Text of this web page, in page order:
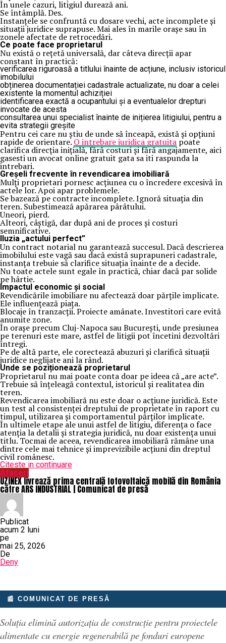
În unele cazuri, litigiul durează ani.
Se întâmplă. Des.
Instanțele se confruntă cu dosare vechi, acte incomplete și
situații juridice suprapuse. Mai ales în marile orașe sau în
zonele afectate de retrocedări.
Ce poate face proprietarul
Nu există o rețetă universală, dar câteva direcții apar
constant în practică:
verificarea riguroasă a titlului înainte de acțiune, inclusiv istoricul
imobilului
obținerea documentației cadastrale actualizate, nu doar a celei
existente la momentul achiziției
identificarea exactă a ocupantului și a eventualelor drepturi
invocate de acesta
consultarea unui specialist înainte de inițierea litigiului, pentru a
evita strategii greșite
Pentru cei care nu știu de unde să înceapă, există și opțiuni
rapide de orientare. O intrebare juridica gratuita poate
clarifica direcția inițială, fără costuri și fără angajamente, aici
gasesti un avocat online gratuit gata sa iti raspunda la
intrebari.
Greșeli frecvente în revendicarea imobiliară
Mulți proprietari pornesc acțiunea cu o încredere excesivă în
actele lor. Apoi apar problemele.
Se bazează pe contracte incomplete. Ignoră situația din
teren. Subestimează apărarea pârâtului.
Uneori, pierd.
Alteori, câștigă, dar după ani de proces și costuri
semnificative.
Iluzia „actului perfect”
Un contract notarial nu garantează succesul. Dacă descrierea
imobilului este vagă sau dacă există suprapuneri cadastrale,
instanța trebuie să clarifice situația înainte de a decide.
Nu toate actele sunt egale în practică, chiar dacă par solide
pe hârtie.
Impactul economic și social
Revendicările imobiliare nu afectează doar părțile implicate.
Ele influențează piața.
Blocaje în tranzacții. Proiecte amânate. Investitori care evită
anumite zone.
În orașe precum Cluj-Napoca sau București, unde presiunea
pe terenuri este mare, astfel de litigii pot încetini dezvoltări
întregi.
Pe de altă parte, ele corectează abuzuri și clarifică situații
juridice neglijate ani la rând.
Unde se poziționează proprietarul
Proprietarul nu mai poate conta doar pe ideea că „are acte”.
Trebuie să înțeleagă contextul, istoricul și realitatea din
teren.
Revendicarea imobiliară nu este doar o acțiune juridică. Este
un test al consistenței dreptului de proprietate în raport cu
timpul, utilizarea și comportamentul părților implicate.
În ultimele etape ale unui astfel de litigiu, diferența o face
atenția la detalii și strategia juridică, nu doar existența unui
titlu. Tocmai de aceea, revendicarea imobiliară rămâne una
dintre cele mai tehnice și imprevizibile acțiuni din dreptul
civil românesc.
Citeste in continuare
Afaceri
UZINEX livrează prima centrală fotovoltaică mobilă din România
către ARS INDUSTRIAL | Comunicat de presă
Publicat
acum 2 luni
pe
mai 25, 2026
De
Deny
📰 COMUNICAT DE PRESĂ
Soluția elimină autorizația de construcție pentru proiectele
alimentate cu energie regenerabilă pe fonduri europene